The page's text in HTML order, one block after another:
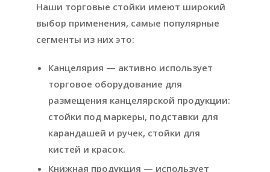
Наши торговые стойки имеют широкий
выбор применения, самые популярные
сегменты из них это:
Канцелярия — активно использует
торговое оборудование для
размещения канцелярской продукции:
стойки под маркеры, подставки для
карандашей и ручек, стойки для
кистей и красок.
Книжная продукция — использует